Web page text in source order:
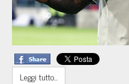
Leggi tutto...